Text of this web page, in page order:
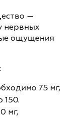
—
нервных
ощущения
75 мг,
150.
мг,